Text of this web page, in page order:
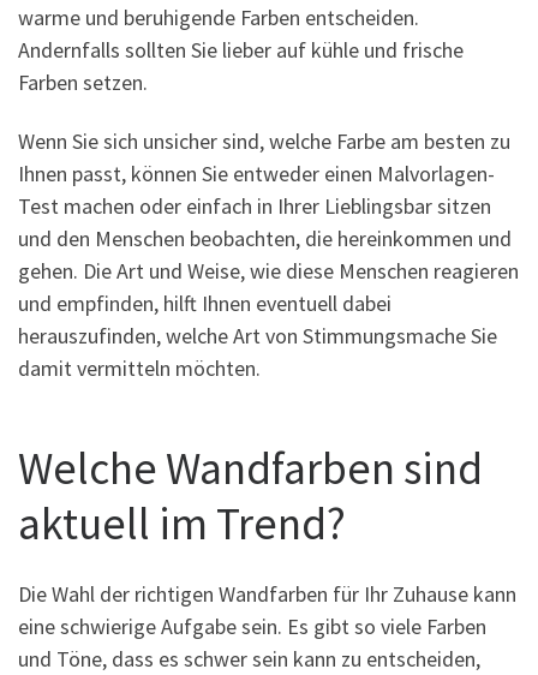
warme und beruhigende Farben entscheiden.
Andernfalls sollten Sie lieber auf kühle und frische
Farben setzen.
Wenn Sie sich unsicher sind, welche Farbe am besten zu
Ihnen passt, können Sie entweder einen Malvorlagen-
Test machen oder einfach in Ihrer Lieblingsbar sitzen
und den Menschen beobachten, die hereinkommen und
gehen. Die Art und Weise, wie diese Menschen reagieren
und empfinden, hilft Ihnen eventuell dabei
herauszufinden, welche Art von Stimmungsmache Sie
damit vermitteln möchten.
Welche Wandfarben sind
aktuell im Trend?
Die Wahl der richtigen Wandfarben für Ihr Zuhause kann
eine schwierige Aufgabe sein. Es gibt so viele Farben
und Töne, dass es schwer sein kann zu entscheiden,